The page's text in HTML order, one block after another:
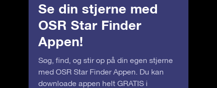
Se din stjerne med
OSR Star Finder
Appen!
Søg, find, og stir op på din egen stjerne
med OSR Star Finder Appen. Du kan
downloade appen helt GRATIS i